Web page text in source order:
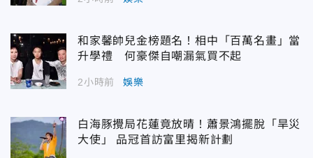
和家馨帥兒金榜題名！相中「百萬名畫」當
升學禮 何豪傑自嘲漏氣買不起
2小時前 娛樂
白海豚攪局花蓮竟放晴！蕭景鴻擺脫「旱災
大使」 品冠首訪富里揭新計劃